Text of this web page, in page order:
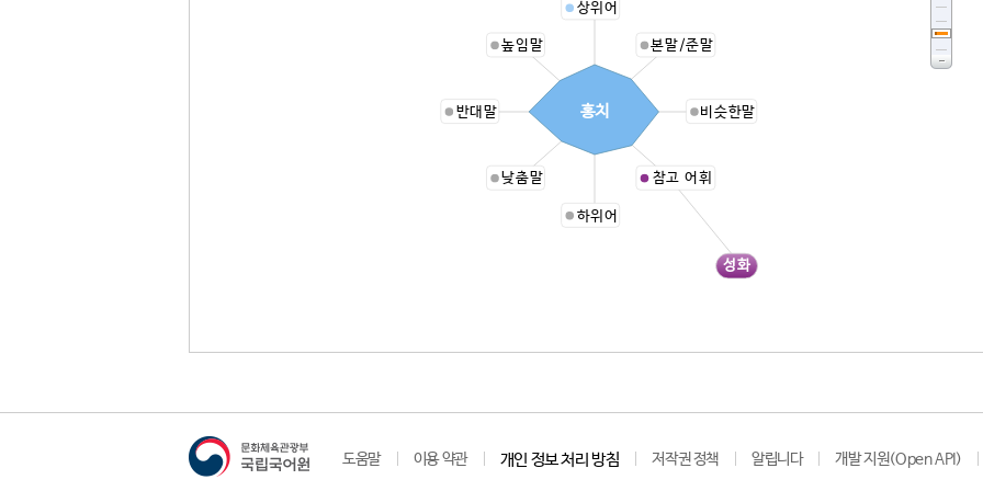
상위어
본말/준말
비슷한말
성화
참고 어휘
하위어
낮춤말
반대말
높임말
홍치
도움말 이용 약관 개인 정보 처리 방침 저작권 정책 알립니다 개발 지원(Open API)